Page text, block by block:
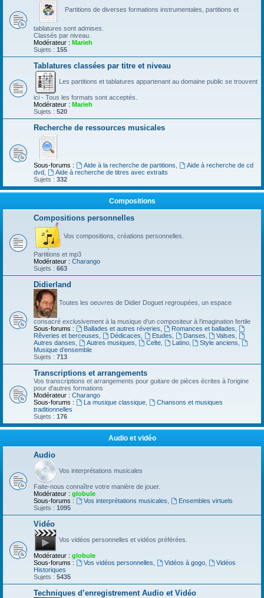
Partitions de diverses formations instrumentales, partitions et
tablatures sont admises.
Classés par niveau.
Modérateur : Marieh
Sujets : 155
Tablatures classées par titre et niveau
Les partitions et tablatures appartenant au domaine public se trouvent
ici - Tous les formats sont acceptés.
Modérateur : Marieh
Sujets : 520
Recherche de ressources musicales
Sous-forums : Aide à la recherche de partitions
Aide à recherche de cd
dvd
Aide à recherche de titres avec extraits
Sujets : 332
Compositions
Compositions personnelles
Vos compositions, créations personnelles.
Partitions et mp3
Modérateur : Charango
Sujets : 663
Didierland
Toutes les oeuvres de Didier Doguet regroupées, un espace
consacré exclusivement à la musique d'un compositeur à l'imagination fertile
Sous-forums :
Ballades et autres réveries Romances et ballades
Rêveries et berceuses
Dédicaces Etudes Danses Valses
Autres danses
Autres musiques Celte, Latino, Style anciens
Musique d’ensemble
Sujets : 713
Transcriptions et arrangements
Vos transcriptions et arrangements pour guitare de pièces écrites à l'origine
pour d'autres formations
Modérateur : Charango
Sous-forums :
La musique classique,
Chansons et musiques
traditionnelles
Sujets : 176
Audio et vidéo
Audio
Vos interprétations musicales
Faite-nous connaître votre manière de jouer.
Modérateur : globule
Sous-forums :
Vos interprétations musicales
Ensembles virtuels
Sujets : 1095
Vidéo
Vos vidéos personnelles et vidéos préférées.
Modérateur : globule
Sous-forums :
Vos vidéos personnelles Vidéos à gogo,
Vidéos
Historiques
Sujets : 5435
Techniques d’enregistrement Audio et Vidéo